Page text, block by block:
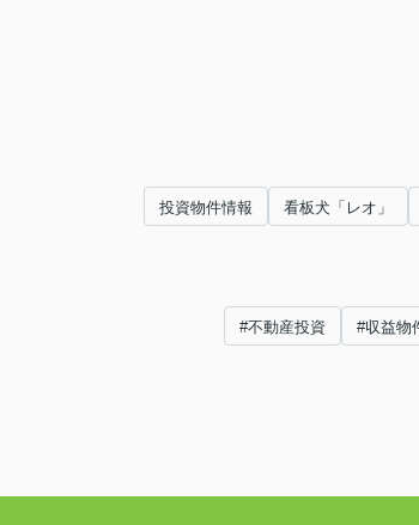
投資物件情報 看板犬「レオ」
#不動産投資 #収益物